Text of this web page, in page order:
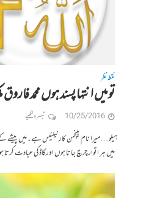
نقطہ نظر
تومیں انتہا پسند ہوں محمد
10/25/2016 تبصرہ لکھیے
ہیلو…میرا نام بینجمن کارنیلئیس ہے۔میں
میں ہر اتوار چرچ جاتا ہوں اورگاڈکی عبادت